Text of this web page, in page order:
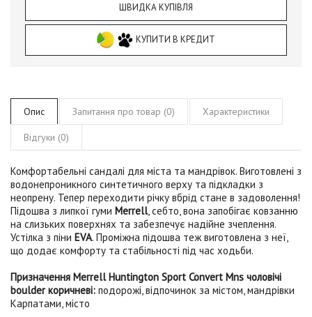
ШВИДКА КУПІВЛЯ
КУПИТИ В КРЕДИТ
Опис Запитання про товар (0) Характеристики
Відгуки (0)
Комфортабельні сандалі для міста та мандрівок. Виготовлені з
водонепроникного синтетичного верху та підкладки з
неопрену. Тепер переходити річку вбрід стане в задоволення!
Підошва з липкої гуми Merrell, себто, вона запобігає ковзанню
на слизьких поверхнях та забезпечує надійне зчеплення.
Устілка з піни EVA. Проміжна підошва теж виготовлена з неї,
що додає комфорту та стабільності під час ходьби.
Призначення Merrell Huntington Sport Convert Mns чоловічі
boulder коричневі: подорожі, відпочинок за містом, мандрівки
Карпатами, місто